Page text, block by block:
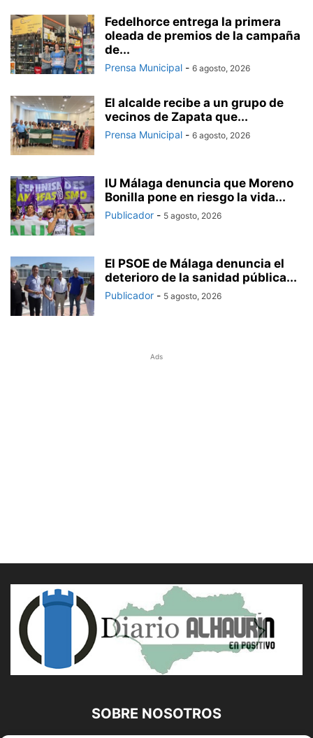
Fedelhorce entrega la primera
oleada de premios de la campaña
de...
Prensa Municipal - 6 agosto, 2026
El alcalde recibe a un grupo de
vecinos de Zapata que...
Prensa Municipal - 6 agosto, 2026
IU Málaga denuncia que Moreno
Bonilla pone en riesgo la vida...
Publicador - 5 agosto, 2026
El PSOE de Málaga denuncia el
deterioro de la sanidad pública...
Publicador - 5 agosto, 2026
Ads
SOBRE NOSOTROS